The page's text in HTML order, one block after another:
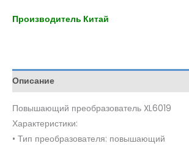
Производитель Китай
Описание
Повышающий преобразователь XL6019
Характеристики:
• Тип преобразователя: повышающий